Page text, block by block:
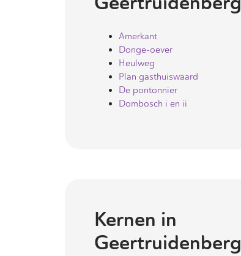
Amerkant
Donge-oever
Heulweg
Plan gasthuiswaard
De pontonnier
Dombosch i en ii
Kernen in
Geertruidenberg